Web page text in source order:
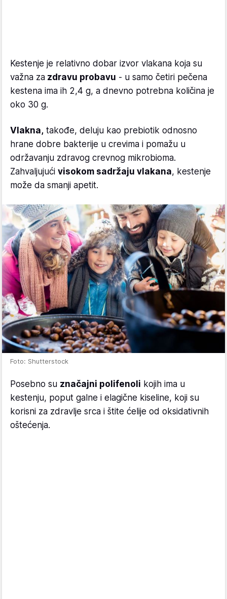
Kestenje je relativno dobar izvor vlakana koja su
važna za zdravu probavu - u samo četiri pečena
kestena ima ih 2,4 g, a dnevno potrebna količina je
oko 30 g.
Vlakna, takođe, deluju kao prebiotik odnosno
hrane dobre bakterije u crevima i pomažu u
održavanju zdravog crevnog mikrobioma.
Zahvaljujući visokom sadržaju vlakana, kestenje
može da smanji apetit.
Foto: Shutterstock
Posebno su značajni polifenoli kojih ima u
kestenju, poput galne i elagične kiseline, koji su
korisni za zdravlje srca i štite ćelije od oksidativnih
oštećenja.